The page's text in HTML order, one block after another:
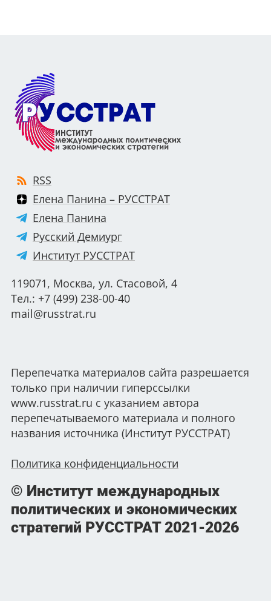
RSS
Елена Панина – РУССТРАТ
Елена Панина
Русский Демиург
Институт РУССТРАТ
119071, Москва, ул. Стасовой, 4
Тел.: +7 (499) 238-00-40
mail@russtrat.ru
Перепечатка материалов сайта разрешается
только при наличии гиперссылки
www.russtrat.ru с указанием автора
перепечатываемого материала и полного
названия источника (Институт РУССТРАТ)
Политика конфиденциальности
© Институт международных
политических и экономических
стратегий РУССТРАТ2021-2026